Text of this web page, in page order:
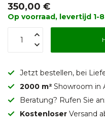
350,00 €
Op voorraad, levertijd 1-
Jetzt bestellen, bei
2000 m² Showroom in
Beratung? Rufen Sie an:
Kostenloser Versand